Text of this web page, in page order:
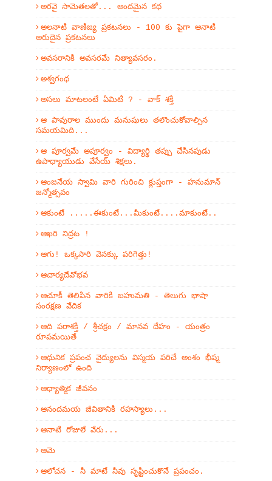
అరవై సామెతలతో... అందమైన కథ
అలనాటి వాణిజ్య ప్రకటనలు - 100 కు పైగా ఆనాటి
అరుదైన ప్రకటనలు
అవసరానికి అవసరమే నిత్యావసరం.
అశ్వగంధ
అసలు మాటలంటే ఏమిటి ? - వాక్ శక్తి
ఆ పావురాల ముందు మనుషులు తలొంచుకోవాల్సిన
సమయమిది...
ఆ పూర్వమే అపూర్వం - విద్యార్థి తప్పు చేసినపుడు
ఉపాధ్యాయుడు వేసేయ్ శిక్షలు.
ఆంజనేయ స్వామి వారి గురించి క్లుప్తంగా - హనుమాన్
జన్మోత్సవం
ఆకుంటే .....ఈకుంటే...మీకుంటే....మాకుంటే..
ఆఖరి నిద్రట !
ఆగు! ఒక్కసారి వెనక్కు పరిగెత్తు!
ఆచార్యదేవోభవ
ఆచూకీ తెలిపిన వారికి బహుమతి - తెలుగు భాషా
సంరక్షణ వేదిక
ఆది పరాశక్తి / శ్రీచక్రం / మానవ దేహం - యంత్రం
రూపమయితే
ఆధునిక ప్రపంచ వైద్యులను విస్మయ పరిచే అంశం భీష్మ
నిర్యాణంలో ఉంది
ఆధ్యాత్మిక జీవనం
ఆనందమయ జీవితానికి రహస్యాలు...
ఆనాటి రోజులే వేరు...
ఆమె
ఆలోచన - నీ మాటే నీవు సృష్టించుకొనే ప్రపంచం.